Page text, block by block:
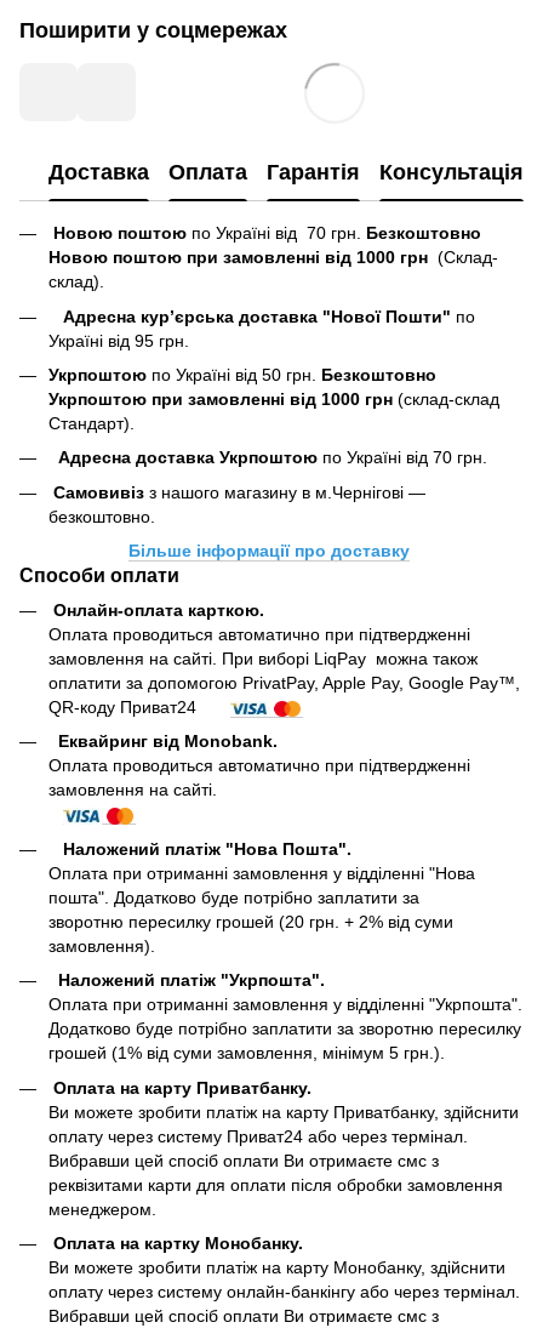
Поширити у соцмережах
Доставка Оплата Гарантія Консультація
Новою поштою по Україні від 70 грн. Безкоштовно
Новою поштою при замовленні від 1000 грн (Склад-
склад).
Адресна кур’єрська доставка "Нової Пошти" по
Україні від 95 грн.
Укрпоштою по Україні від 50 грн. Безкоштовно
Укрпоштою при замовленні від 1000 грн (склад-склад
Стандарт).
Адресна доставка Укрпоштою по Україні від 70 грн.
Самовивіз з нашого магазину в м.Чернігові —
безкоштовно.
Більше інформації про доставку
Способи оплати
Онлайн-оплата карткою.
Оплата проводиться автоматично при підтвердженні
замовлення на сайті. При виборі LiqPay можна також
оплатити за допомогою PrivatPay, Apple Pay, Google Pay™,
QR-коду Приват24
Еквайринг від Monobank.
Оплата проводиться автоматично при підтвердженні
замовлення на сайті.
Наложений платіж "Нова Пошта".
Оплата при отриманні замовлення у відділенні "Нова
пошта". Додатково буде потрібно заплатити за
зворотню пересилку грошей (20 грн. + 2% від суми
замовлення).
Наложений платіж "Укрпошта".
Оплата при отриманні замовлення у відділенні "Укрпошта".
Додатково буде потрібно заплатити за зворотню пересилку
грошей (1% від суми замовлення, мінімум 5 грн.).
Оплата на карту Приватбанку.
Ви можете зробити платіж на карту Приватбанку, здійснити
оплату через систему Приват24 або через термінал.
Вибравши цей спосіб оплати Ви отримаєте смс з
реквізитами карти для оплати після обробки замовлення
менеджером.
Оплата на картку Монобанку.
Ви можете зробити платіж на карту Монобанку, здійснити
оплату через систему онлайн-банкінгу або через термінал.
Вибравши цей спосіб оплати Ви отримаєте смс з